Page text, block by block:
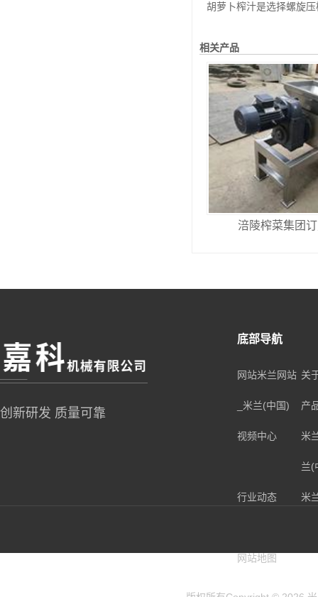
胡萝卜榨汁是选择螺旋
相关产品
涪陵榨菜集团
创新研发 质量可靠
底部导航
网站米兰网站
_米兰(中国)
关
产
视频中心 米
兰(
行业动态 米
网站地图